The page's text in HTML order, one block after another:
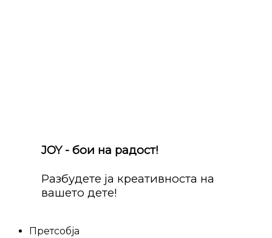
JOY - бои на радост!
Разбудете ја креативноста на
вашето дете!
Претсобја